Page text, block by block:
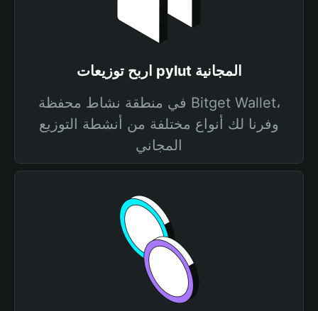
اربح توزيعات pylut المجانية
في منطقة نشاط محفظة Bitget Wallet،
وفرنا لك أنواع مختلفة من أنشطة التوزيع
المجاني